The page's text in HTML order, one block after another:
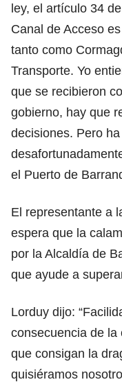
ley, el artículo 34
Canal de Acceso
tanto como
Transporte. Yo
que se recibieron
gobierno, hay que
decisiones. Pero
el Puerto de
El representante a
espera que la
por la Alcaldía de
que ayude a
Lorduy dijo:
consecuencia de la
que consigan la
quisiéramos